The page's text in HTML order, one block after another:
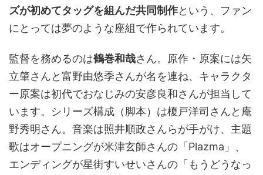
ズが初めてタッグを組んだ共同制作という、ファン
にとっては夢のような座組で作られています。
監督を務めるのは鶴巻和哉さん。原作・原案には矢
立肇さんと富野由悠季さんが名を連ね、キャラクタ
ー原案は初代でおなじみの安彦良和さんが担当して
います。シリーズ構成（脚本）は榎戸洋司さんと庵
野秀明さん。音楽は照井順政さんらが手がけ、主題
歌はオープニングが米津玄師さんの「Plazma」、
エンディングが星街すいせいさんの「もうどうなっ